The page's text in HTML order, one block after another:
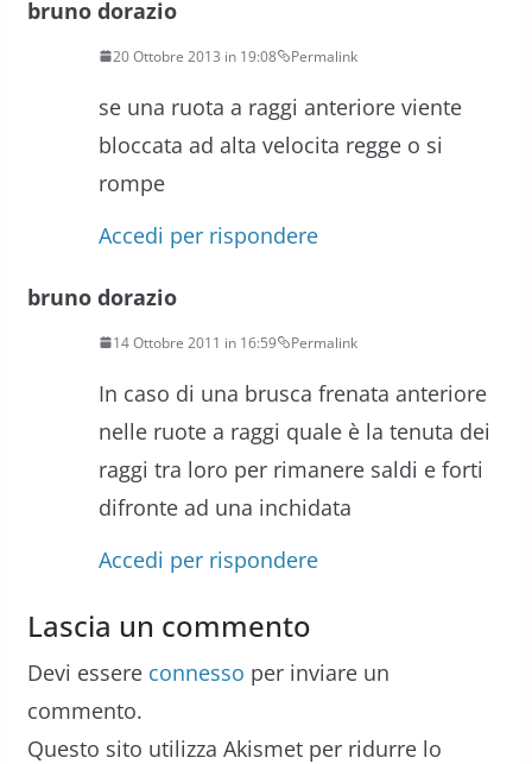
bruno dorazio
20 Ottobre 2013 in 19:08 Permalink
se una ruota a raggi anteriore viente
bloccata ad alta velocita regge o si
rompe
Accedi per rispondere
bruno dorazio
14 Ottobre 2011 in 16:59 Permalink
In caso di una brusca frenata anteriore
nelle ruote a raggi quale è la tenuta dei
raggi tra loro per rimanere saldi e forti
difronte ad una inchidata
Accedi per rispondere
Lascia un commento
Devi essere connesso per inviare un
commento.
Questo sito utilizza Akismet per ridurre lo